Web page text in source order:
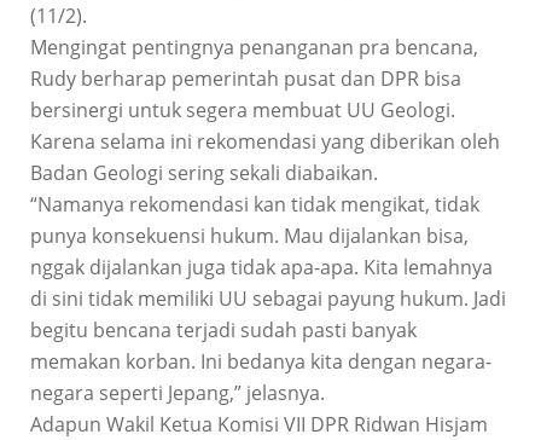
(11/2).
Mengingat pentingnya penanganan pra bencana,
Rudy berharap pemerintah pusat dan DPR bisa
bersinergi untuk segera membuat UU Geologi.
Karena selama ini rekomendasi yang diberikan oleh
Badan Geologi sering sekali diabaikan.
“Namanya rekomendasi kan tidak mengikat, tidak
punya konsekuensi hukum. Mau dijalankan bisa,
nggak dijalankan juga tidak apa-apa. Kita lemahnya
di sini tidak memiliki UU sebagai payung hukum. Jadi
begitu bencana terjadi sudah pasti banyak
memakan korban. Ini bedanya kita dengan negara-
negara seperti Jepang,” jelasnya.
Adapun Wakil Ketua Komisi VII DPR Ridwan Hisjam